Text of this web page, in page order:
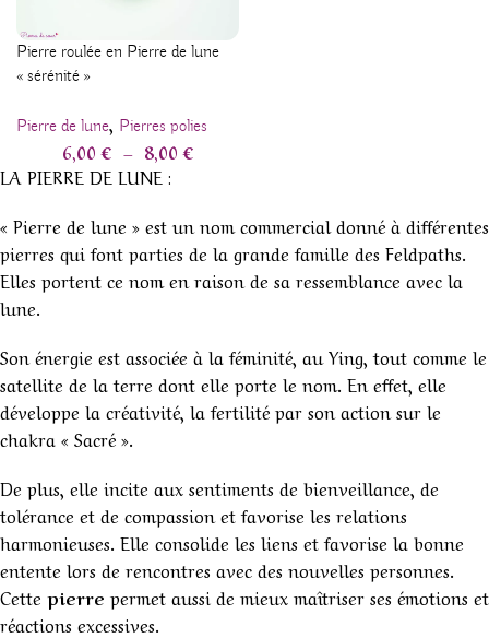
Pierre roulée en Pierre de lune
« sérénité »
Pierre de lune, Pierres polies
6,00€ – 8,00€
LA PIERRE DE LUNE :
« Pierre de lune » est un nom commercial donné à différentes
pierres qui font parties de la grande famille des Feldpaths.
Elles portent ce nom en raison de sa ressemblance avec la
lune.
Son énergie est associée à la féminité, au Ying, tout comme le
satellite de la terre dont elle porte le nom. En effet, elle
développe la créativité, la fertilité par son action sur le
chakra « Sacré ».
De plus, elle incite aux sentiments de bienveillance, de
tolérance et de compassion et favorise les relations
harmonieuses. Elle consolide les liens et favorise la bonne
entente lors de rencontres avec des nouvelles personnes.
Cette pierre permet aussi de mieux maîtriser ses émotions et
réactions excessives.